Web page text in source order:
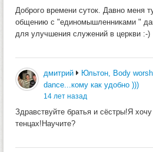
Доброго времени суток. Давно меня
общению с "единомышленниками "
для улучшения служений в церкви :-)
дмитрий
Юльтон, Body
dance...кому как удобно )))
14 лет назад
Здравствуйте братья и сёстры!Я
тенцах!Научите?